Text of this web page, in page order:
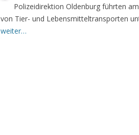
Polizeidirektion Oldenburg führten
von Tier- und Lebensmitteltransporten
weiter…